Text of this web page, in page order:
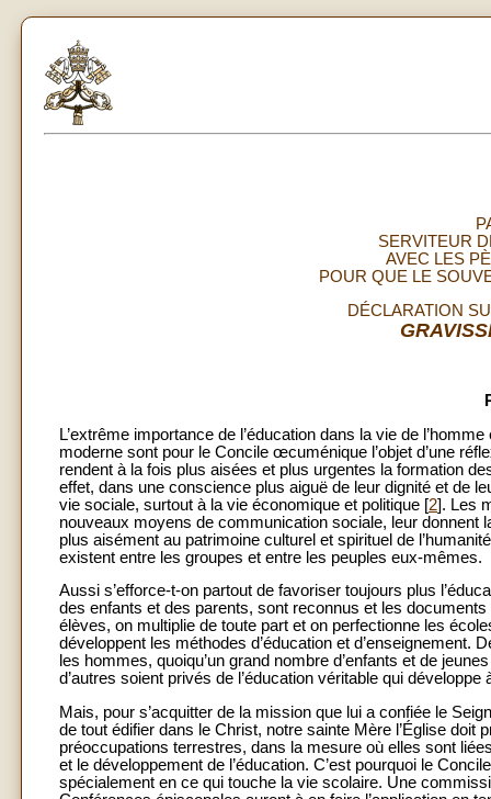
SERVITEUR
AVEC LES
POUR QUE LE
DÉCLARATION
L’extrême importance de l’éducation dans la vie de
moderne sont pour le Concile œcuménique l’objet d’une
rendent à la fois plus aisées et plus urgentes la formation
effet, dans une conscience plus aiguë de leur dignité et de
vie sociale, surtout à la vie économique et politique [2]. Les
nouveaux moyens de communication sociale, leur donnent
plus aisément au patrimoine culturel et spirituel de
existent entre les groupes et entre les peuples eux-mêmes.
Aussi s’efforce-t-on partout de favoriser toujours plus
des enfants et des parents, sont reconnus et les documents
élèves, on multiplie de toute part et on perfectionne les
développent les méthodes d’éducation et
les hommes, quoiqu’un grand nombre d’enfants et de
d’autres soient privés de l’éducation véritable qui
Mais, pour s’acquitter de la mission que lui a confiée le
de tout édifier dans le Christ, notre sainte Mère l’Église doit
préoccupations terrestres, dans la mesure où elles sont
et le développement de l’éducation. C’est pourquoi le
spécialement en ce qui touche la vie scolaire. Une